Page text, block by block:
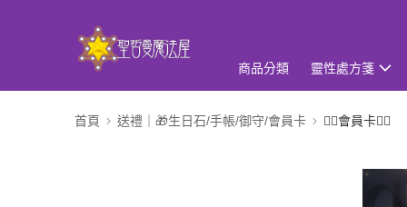
商品分類 靈性處方箋
首頁 送禮｜🎁生日石/手帳/御守/會員卡 🧚‍♀️會員卡🧚‍♀️